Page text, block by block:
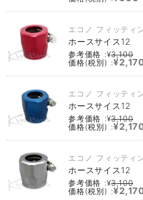
エコノ フィッティ
ホースサイス12
参考価格 :¥3,100
価格(税別) :
エコノ フィッティ
ホースサイス12
参考価格 :¥3,100
価格(税別) :
エコノ フィッティ
ホースサイス12
参考価格 :¥3,100
価格(税別) :